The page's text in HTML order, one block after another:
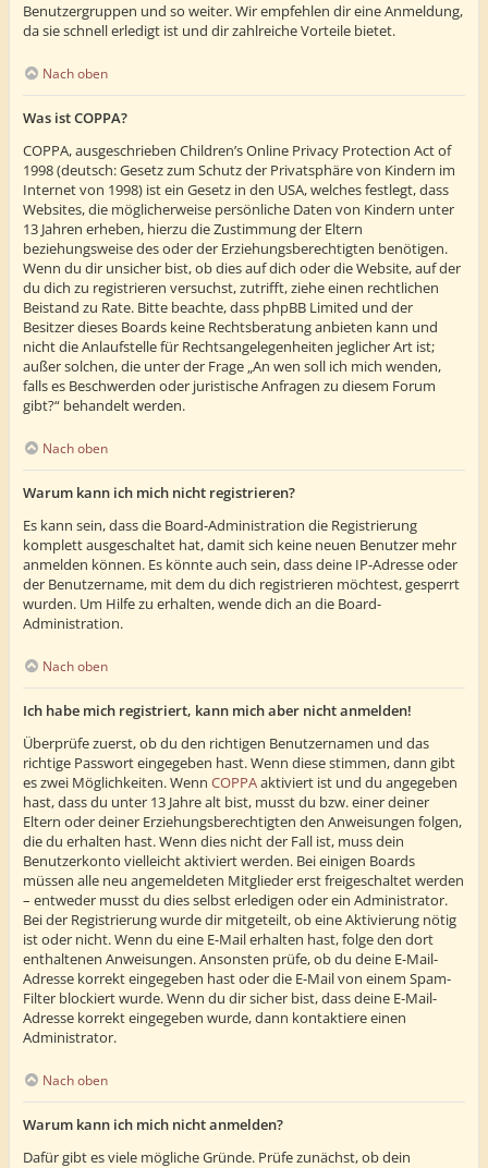
Benutzergruppen und so weiter. Wir empfehlen dir eine Anmeldung,
da sie schnell erledigt ist und dir zahlreiche Vorteile bietet.
Nach oben
Was ist COPPA?
COPPA, ausgeschrieben Children’s Online Privacy Protection Act of
1998 (deutsch: Gesetz zum Schutz der Privatsphäre von Kindern im
Internet von 1998) ist ein Gesetz in den USA, welches festlegt, dass
Websites, die möglicherweise persönliche Daten von Kindern unter
13 Jahren erheben, hierzu die Zustimmung der Eltern
beziehungsweise des oder der Erziehungsberechtigten benötigen.
Wenn du dir unsicher bist, ob dies auf dich oder die Website, auf der
du dich zu registrieren versuchst, zutrifft, ziehe einen rechtlichen
Beistand zu Rate. Bitte beachte, dass phpBB Limited und der
Besitzer dieses Boards keine Rechtsberatung anbieten kann und
nicht die Anlaufstelle für Rechtsangelegenheiten jeglicher Art ist;
außer solchen, die unter der Frage „An wen soll ich mich wenden,
falls es Beschwerden oder juristische Anfragen zu diesem Forum
gibt?“ behandelt werden.
Nach oben
Warum kann ich mich nicht registrieren?
Es kann sein, dass die Board-Administration die Registrierung
komplett ausgeschaltet hat, damit sich keine neuen Benutzer mehr
anmelden können. Es könnte auch sein, dass deine IP-Adresse oder
der Benutzername, mit dem du dich registrieren möchtest, gesperrt
wurden. Um Hilfe zu erhalten, wende dich an die Board-
Administration.
Nach oben
Ich habe mich registriert, kann mich aber nicht anmelden!
Überprüfe zuerst, ob du den richtigen Benutzernamen und das
richtige Passwort eingegeben hast. Wenn diese stimmen, dann gibt
es zwei Möglichkeiten. Wenn COPPAaktiviert ist und du angegeben
hast, dass du unter 13 Jahre alt bist, musst du bzw. einer deiner
Eltern oder deiner Erziehungsberechtigten den Anweisungen folgen,
die du erhalten hast. Wenn dies nicht der Fall ist, muss dein
Benutzerkonto vielleicht aktiviert werden. Bei einigen Boards
müssen alle neu angemeldeten Mitglieder erst freigeschaltet werden
– entweder musst du dies selbst erledigen oder ein Administrator.
Bei der Registrierung wurde dir mitgeteilt, ob eine Aktivierung nötig
ist oder nicht. Wenn du eine E-Mail erhalten hast, folge den dort
enthaltenen Anweisungen. Ansonsten prüfe, ob du deine E-Mail-
Adresse korrekt eingegeben hast oder die E-Mail von einem Spam-
Filter blockiert wurde. Wenn du dir sicher bist, dass deine E-Mail-
Adresse korrekt eingegeben wurde, dann kontaktiere einen
Administrator.
Nach oben
Warum kann ich mich nicht anmelden?
Dafür gibt es viele mögliche Gründe. Prüfe zunächst, ob dein